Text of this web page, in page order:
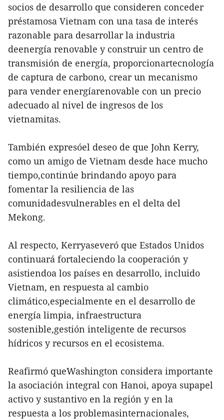
socios de desarrollo que consideren conceder
préstamosa Vietnam con una tasa de interés
razonable para desarrollar la industria
deenergía renovable y construir un centro de
transmisión de energía, proporcionartecnología
de captura de carbono, crear un mecanismo
para vender energíarenovable con un precio
adecuado al nivel de ingresos de los
vietnamitas.
También expresóel deseo de que John Kerry,
como un amigo de Vietnam desde hace mucho
tiempo,continúe brindando apoyo para
fomentar la resiliencia de las
comunidadesvulnerables en el delta del
Mekong.
Al respecto, Kerryaseveró que Estados Unidos
continuará fortaleciendo la cooperación y
asistiendoa los países en desarrollo, incluido
Vietnam, en respuesta al cambio
climático,especialmente en el desarrollo de
energía limpia, infraestructura
sostenible,gestión inteligente de recursos
hídricos y recursos en el ecosistema.
Reafirmó queWashington considera importante
la asociación integral con Hanoi, apoya supapel
activo y sustantivo en la región y en la
respuesta a los problemasinternacionales,